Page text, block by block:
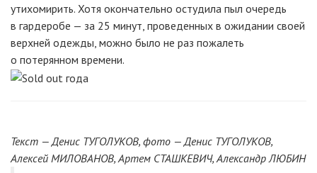
утихомирить. Хотя окончательно остудила пыл очередь
в гардеробе — за 25 минут, проведенных в ожидании своей
верхней одежды, можно было не раз пожалеть
о потерянном времени.
Текст — Денис ТУГОЛУКОВ, фото — Денис ТУГОЛУКОВ,
Алексей МИЛОВАНОВ, Артем СТАШКЕВИЧ, Александр ЛЮБИН